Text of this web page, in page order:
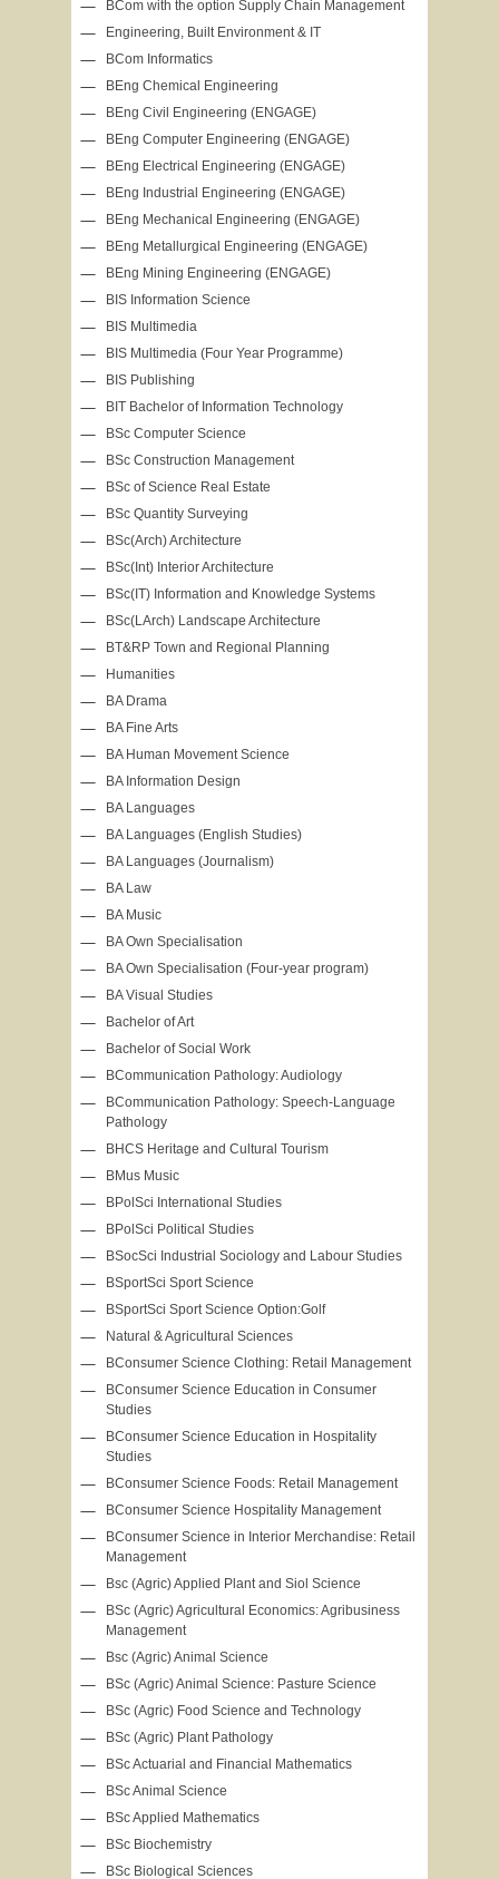
BCom with the option Supply Chain Management
Engineering, Built Environment & IT
BCom Informatics
BEng Chemical Engineering
BEng Civil Engineering (ENGAGE)
BEng Computer Engineering (ENGAGE)
BEng Electrical Engineering (ENGAGE)
BEng Industrial Engineering (ENGAGE)
BEng Mechanical Engineering (ENGAGE)
BEng Metallurgical Engineering (ENGAGE)
BEng Mining Engineering (ENGAGE)
BIS Information Science
BIS Multimedia
BIS Multimedia (Four Year Programme)
BIS Publishing
BIT Bachelor of Information Technology
BSc Computer Science
BSc Construction Management
BSc of Science Real Estate
BSc Quantity Surveying
BSc(Arch) Architecture
BSc(Int) Interior Architecture
BSc(IT) Information and Knowledge Systems
BSc(LArch) Landscape Architecture
BT&RP Town and Regional Planning
Humanities
BA Drama
BA Fine Arts
BA Human Movement Science
BA Information Design
BA Languages
BA Languages (English Studies)
BA Languages (Journalism)
BA Law
BA Music
BA Own Specialisation
BA Own Specialisation (Four-year program)
BA Visual Studies
Bachelor of Art
Bachelor of Social Work
BCommunication Pathology: Audiology
BCommunication Pathology: Speech-Language
Pathology
BHCS Heritage and Cultural Tourism
BMus Music
BPolSci International Studies
BPolSci Political Studies
BSocSci Industrial Sociology and Labour Studies
BSportSci Sport Science
BSportSci Sport Science Option:Golf
Natural & Agricultural Sciences
BConsumer Science Clothing: Retail Management
BConsumer Science Education in Consumer
Studies
BConsumer Science Education in Hospitality
Studies
BConsumer Science Foods: Retail Management
BConsumer Science Hospitality Management
BConsumer Science in Interior Merchandise: Retail
Management
Bsc (Agric) Applied Plant and Siol Science
BSc (Agric) Agricultural Economics: Agribusiness
Management
Bsc (Agric) Animal Science
BSc (Agric) Animal Science: Pasture Science
BSc (Agric) Food Science and Technology
BSc (Agric) Plant Pathology
BSc Actuarial and Financial Mathematics
BSc Animal Science
BSc Applied Mathematics
BSc Biochemistry
BSc Biological Sciences